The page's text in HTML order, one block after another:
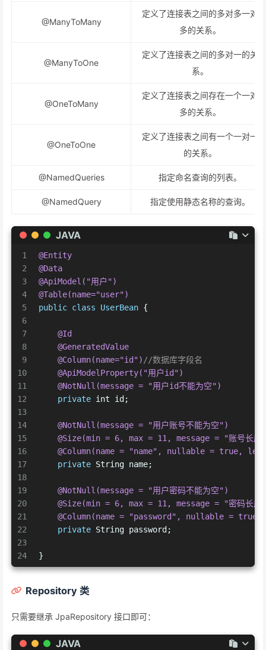
@ManyToMany
定义了连接表之间的多对多一对
多的关系。
@ManyToOne
定义了连接表之间的多对一的关
系。
@OneToMany
定义了连接表之间存在一个一对
多的关系。
@OneToOne
定义了连接表之间有一个一对一
的关系。
@NamedQueries 指定命名查询的列表。
@NamedQuery 指定使用静态名称的查询。
JAVA
1
2
3
4
5
6
7
8
9
10
11
12
13
14
15
16
17
18
19
20
21
22
23
24
@Entity
@Data
@ApiModel("用户")
@Table(name="user")
public class UserBean {
@Id
@GeneratedValue
@Column(name="id") //数据库字段名
@ApiModelProperty("用户id")
@NotNull(message = "用户id不能为空")
private int id;
@NotNull(message = "用户账号不能为空")
@Size(min = 6, max = 11, message = "账号长度
@Column(name = "name", nullable = true,
private String name;
@NotNull(message = "用户密码不能为空")
@Size(min = 6, max = 11, message = "密码长度
@Column(name = "password", nullable =
private String password;
}
Repository 类
只需要继承 JpaRepository 接口即可：
JAVA